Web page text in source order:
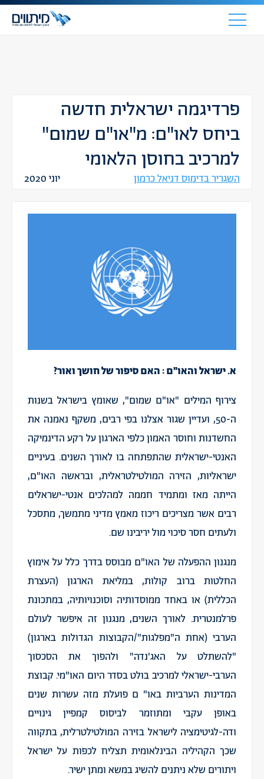
פרדיגמה ישראלית חדשה
ביחס לאו"ם: מ"או"ם שמום"
למרכיב בחוסן הלאומי
השגריר בדימוס דניאל כרמון יוני 2020
א. ישראל והאו"ם : האם סיפור של חושך ואור?
צירוף המילים "או"ם שמום", שאומץ בישראל בשנות
ה-50, ועדיין שגור אצלנו בפי רבים, משקף נאמנה את
החשדנות וחוסר האמון כלפי הארגון על רקע הדינמיקה
האנטי-ישראלית שהתפתחה בו לאורך השנים. בעיניים
ישראליות, הזירה המולטילטראלית, ובראשה האו"ם,
הייתה מאז ומתמיד חממה למהלכים אנטי-ישראלים
רבים אשר מצריכים ריכוז מאמץ מדיני מתמשך, מתסכל
ולעתים חסר סיכוי מול יריבינו שם.
מנגנון ההפעלה של האו"ם מבוסס בדרך כלל על אימוץ
החלטות ברוב קולות, במליאת הארגון (העצרת
הכללית) או באחד ממוסדותיה וסוכנויותיה, במתכונת
פרלמנטרית. לאורך השנים, מנגנון זה איפשר לעולם
הערבי (אחת ה"מפלגות"/הקבוצות הגדולות בארגון)
"להשתלט על האג'נדה" ולהפוך את הסכסוך
הערבי-ישראלי למרכיב בולט בסדר היום האו"מי. קבוצת
המדינות הערביות באו" ם פועלת מזה עשרות שנים
באופן עקבי ומתוזמר לביסוס קמפיין גינויים
ודה-לגיטימציה לישראל בזירה המולטילטרלית, בתקווה
שכך הקהיליה הבינלאומית תצליח לכפות על ישראל
ויתורים שלא ניתנים להשיג במשא ומתן ישיר.